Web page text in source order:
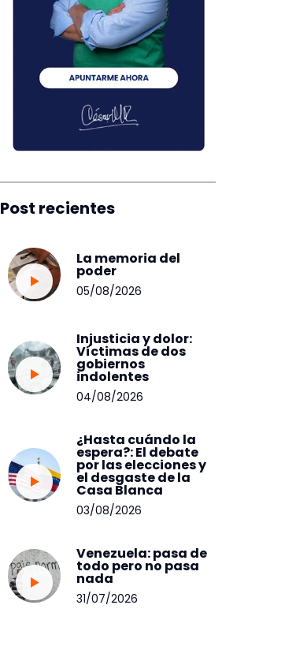
Post recientes
La memoria del
poder
05/08/2026
Injusticia y dolor:
Víctimas de dos
gobiernos
indolentes
04/08/2026
¿Hasta cuándo la
espera?: El debate
por las elecciones y
el desgaste de la
Casa Blanca
03/08/2026
Venezuela: pasa de
todo pero no pasa
nada
31/07/2026